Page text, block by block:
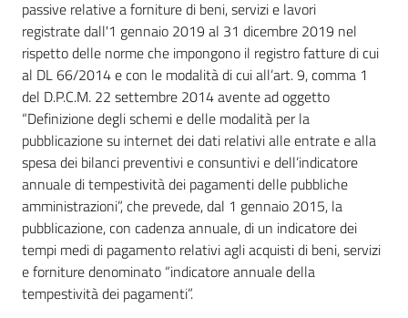
passive relative a forniture di beni, servizi e lavori
registrate dall'1 gennaio 2019 al 31 dicembre 2019 nel
rispetto delle norme che impongono il registro fatture di cui
al DL 66/2014 e con le modalità di cui all’art. 9, comma 1
del D.P.C.M. 22 settembre 2014 avente ad oggetto
“Definizione degli schemi e delle modalità per la
pubblicazione su internet dei dati relativi alle entrate e alla
spesa dei bilanci preventivi e consuntivi e dell’indicatore
annuale di tempestività dei pagamenti delle pubbliche
amministrazioni”, che prevede, dal 1 gennaio 2015, la
pubblicazione, con cadenza annuale, di un indicatore dei
tempi medi di pagamento relativi agli acquisti di beni, servizi
e forniture denominato “indicatore annuale della
tempestività dei pagamenti”.